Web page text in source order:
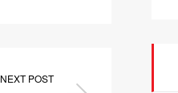
NEXT POST